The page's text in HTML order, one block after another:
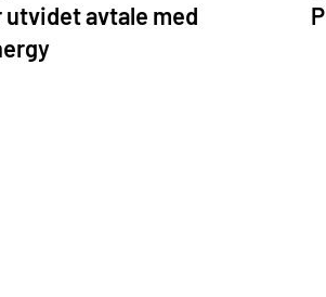
utvidet avtale med